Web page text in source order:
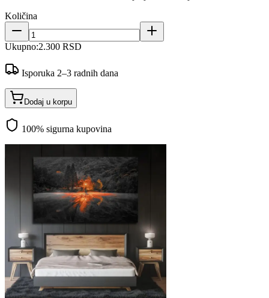
Količina
Ukupno:2.300 RSD
Isporuka 2–3 radnih dana
Dodaj u korpu
100% sigurna kupovina